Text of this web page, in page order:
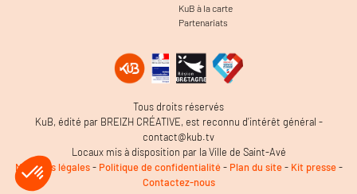
KuB à la carte
Partenariats
Tous droits réservés
KuB, édité par BREIZH CRÉATIVE, est reconnu d’intérêt général -
contact@kub.tv
Locaux mis à disposition par la Ville de Saint-Avé
Mentions légales- Politique de confidentialité- Plan du site- Kit presse-
Contactez-nous